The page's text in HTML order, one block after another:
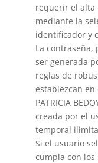
requerir el alta
mediante la
identificador y
La
ser generada
reglas de
establezcan en
PATRICIA
creada por el
temporal
Si el usuario
cumpla con